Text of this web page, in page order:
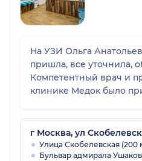
На УЗИ Ольга
пришла, все уточнила,
Компетентный врач и
клинике Медок было
г Москва, ул
Улица Скобелевская (200
Бульвар адмирала